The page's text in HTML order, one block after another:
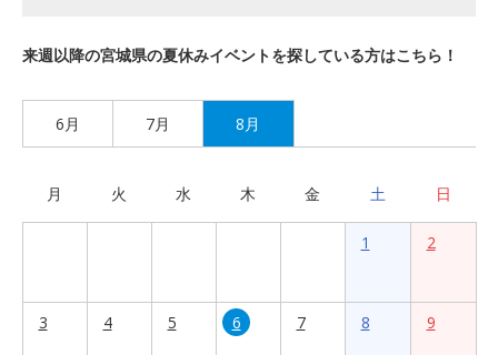
来週以降の宮城県の夏休みイベントを探している方はこちら！
6月 7月 8月
月 火 水 木 金 土 日
1 2
3 4 5 6 7 8 9